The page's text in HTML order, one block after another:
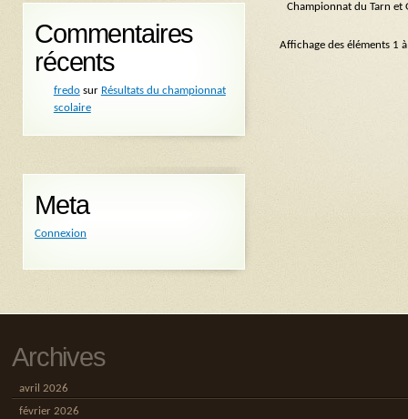
Championnat du Tarn et
Affichage des éléments 1
Commentaires
récents
fredosur Résultats du championnat
scolaire
Meta
Connexion
Archives
avril 2026
février 2026